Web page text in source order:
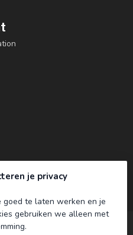
je privacy
goed te laten werken en je
gebruiken we alleen met